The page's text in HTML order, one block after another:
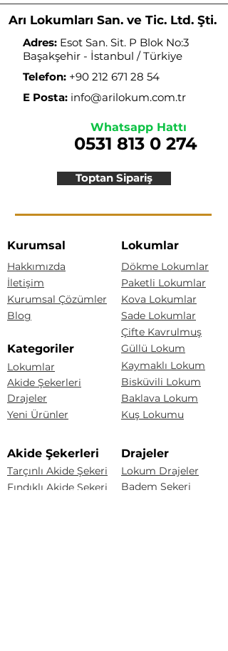
Arı Lokumları San. ve Tic. Ltd. Şti.
Adres: Esot San. Sit. P Blok No:3
Başakşehir - İstanbul / Türkiye
Telefon: +90 212 671 28 54
E Posta: info@arilokum.com.tr
Whatsapp Hattı
0531 813 0 274
Toptan Sipariş
Kurumsal
Hakkımızda
İletişim
Kurumsal Çözümler
Blog
Lokumlar
Dökme Lokumlar
Paketli Lokumlar
Kova Lokumlar
Sade Lokumlar
Çifte Kavrulmuş
Kategoriler
Lokumlar
Akide Şekerleri
Drajeler
Yeni Ürünler
Güllü Lokum
Kaymaklı Lokum
Bisküvili Lokum
Baklava Lokum
Kuş Lokumu
Akide Şekerleri
Tarçınlı Akide Şekeri
Fındıklı Akide Şekeri
Drajeler
Lokum Drajeler
Badem Şekeri